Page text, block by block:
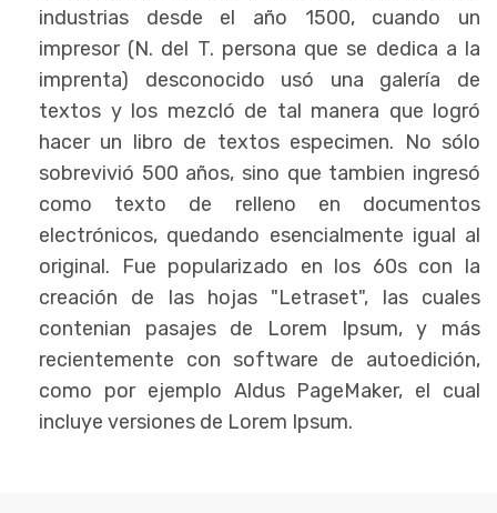
industrias desde el año 1500, cuando un
impresor (N. del T. persona que se dedica a la
imprenta) desconocido usó una galería de
textos y los mezcló de tal manera que logró
hacer un libro de textos especimen. No sólo
sobrevivió 500 años, sino que tambien ingresó
como texto de relleno en documentos
electrónicos, quedando esencialmente igual al
original. Fue popularizado en los 60s con la
creación de las hojas "Letraset", las cuales
contenian pasajes de Lorem Ipsum, y más
recientemente con software de autoedición,
como por ejemplo Aldus PageMaker, el cual
incluye versiones de Lorem Ipsum.